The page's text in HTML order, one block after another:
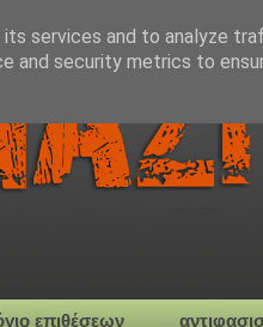
επιθέσεων
services and to analyze
and security metrics to